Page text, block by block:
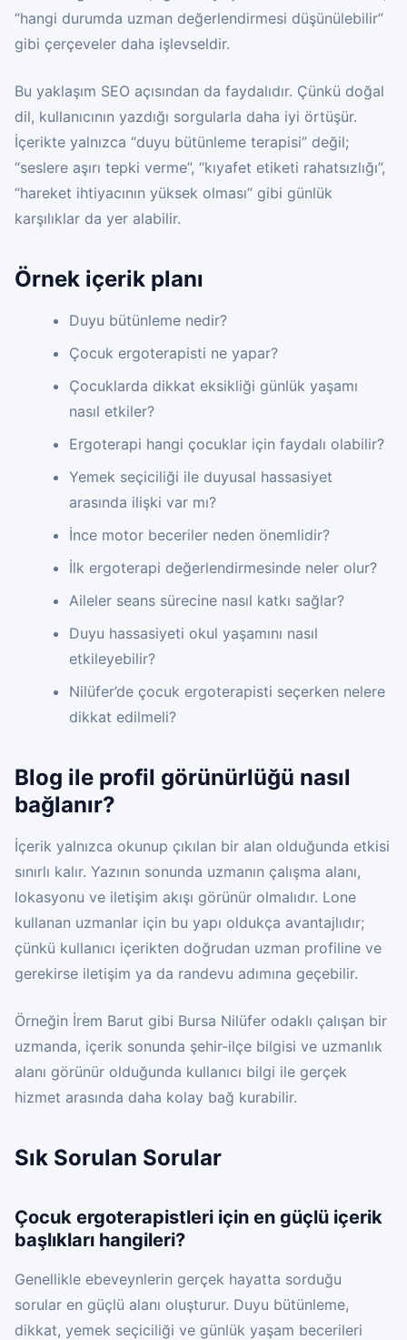
“hangi durumda uzman değerlendirmesi düşünülebilir”
gibi çerçeveler daha işlevseldir.
Bu yaklaşım SEO açısından da faydalıdır. Çünkü doğal
dil, kullanıcının yazdığı sorgularla daha iyi örtüşür.
İçerikte yalnızca “duyu bütünleme terapisi” değil;
“seslere aşırı tepki verme”, “kıyafet etiketi rahatsızlığı”,
“hareket ihtiyacının yüksek olması” gibi günlük
karşılıklar da yer alabilir.
Örnek içerik planı
Duyu bütünleme nedir?
Çocuk ergoterapisti ne yapar?
Çocuklarda dikkat eksikliği günlük yaşamı
nasıl etkiler?
Ergoterapi hangi çocuklar için faydalı olabilir?
Yemek seçiciliği ile duyusal hassasiyet
arasında ilişki var mı?
İnce motor beceriler neden önemlidir?
İlk ergoterapi değerlendirmesinde neler olur?
Aileler seans sürecine nasıl katkı sağlar?
Duyu hassasiyeti okul yaşamını nasıl
etkileyebilir?
Nilüfer’de çocuk ergoterapisti seçerken nelere
dikkat edilmeli?
Blog ile profil görünürlüğü nasıl
bağlanır?
İçerik yalnızca okunup çıkılan bir alan olduğunda etkisi
sınırlı kalır. Yazının sonunda uzmanın çalışma alanı,
lokasyonu ve iletişim akışı görünür olmalıdır. Lone
kullanan uzmanlar için bu yapı oldukça avantajlıdır;
çünkü kullanıcı içerikten doğrudan uzman profiline ve
gerekirse iletişim ya da randevu adımına geçebilir.
Örneğin İrem Barut gibi Bursa Nilüfer odaklı çalışan bir
uzmanda, içerik sonunda şehir-ilçe bilgisi ve uzmanlık
alanı görünür olduğunda kullanıcı bilgi ile gerçek
hizmet arasında daha kolay bağ kurabilir.
Sık Sorulan Sorular
Çocuk ergoterapistleri için en güçlü içerik
başlıkları hangileri?
Genellikle ebeveynlerin gerçek hayatta sorduğu
sorular en güçlü alanı oluşturur. Duyu bütünleme,
dikkat, yemek seçiciliği ve günlük yaşam becerileri